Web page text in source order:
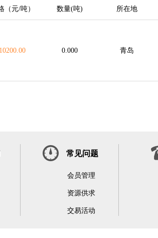
（元/吨） 数量(吨) 所在地
10200.00 0.000 青岛
常见问题
会员管理
资源供求
交易活动